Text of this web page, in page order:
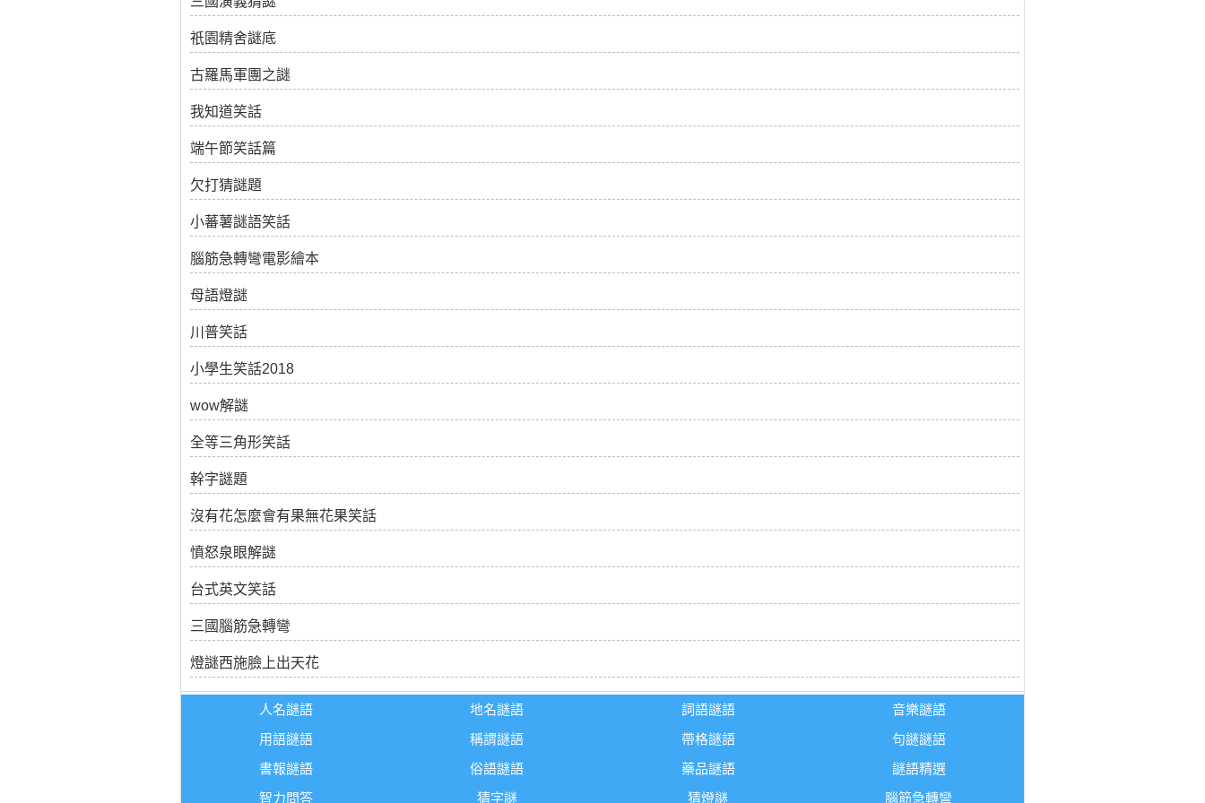
祇園精舍謎底
古羅馬軍團之謎
我知道笑話
端午節笑話篇
欠打猜謎題
小蕃薯謎語笑話
腦筋急轉彎電影繪本
母語燈謎
川普笑話
小學生笑話2018
wow解謎
全等三角形笑話
幹字謎題
沒有花怎麼會有果無花果笑話
憤怒泉眼解謎
台式英文笑話
三國腦筋急轉彎
燈謎西施臉上出天花
人名謎語 地名謎語 詞語謎語
音樂謎語
用語謎語
稱謂謎語 帶格謎語
句謎謎語
書報謎語
俗語謎語 藥品謎語
謎語精選
智力問答
猜字謎 猜燈謎 腦筋急轉彎